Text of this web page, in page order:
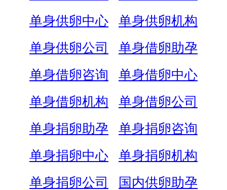
单身供卵中心
单身供卵机构
单身供卵公司
单身借卵助孕
单身借卵咨询
单身借卵中心
单身借卵机构
单身借卵公司
单身捐卵助孕
单身捐卵咨询
单身捐卵中心
单身捐卵机构
单身捐卵公司
国内供卵助孕